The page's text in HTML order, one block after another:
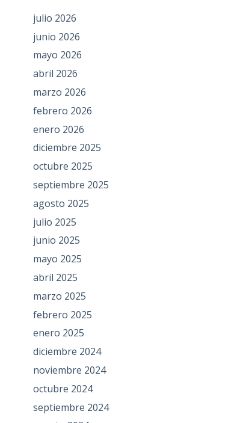
julio 2026
junio 2026
mayo 2026
abril 2026
marzo 2026
febrero 2026
enero 2026
diciembre 2025
octubre 2025
septiembre 2025
agosto 2025
julio 2025
junio 2025
mayo 2025
abril 2025
marzo 2025
febrero 2025
enero 2025
diciembre 2024
noviembre 2024
octubre 2024
septiembre 2024